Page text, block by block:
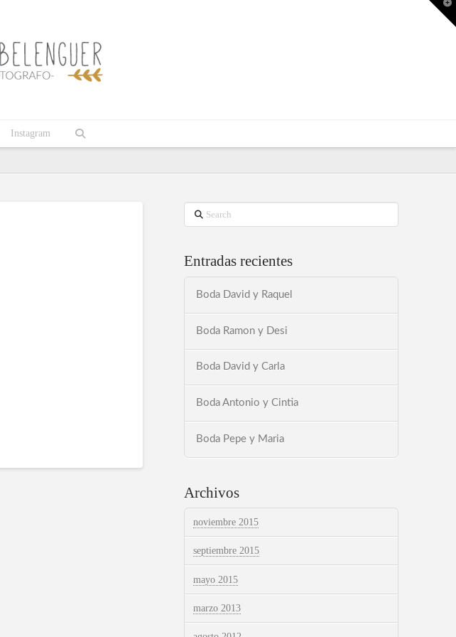
Instagram
Search
Entradas recientes
Boda David y Raquel
Boda Ramon y Desi
Boda David y Carla
Boda Antonio y Cintia
Boda Pepe y Maria
Archivos
noviembre 2015
septiembre 2015
mayo 2015
marzo 2013